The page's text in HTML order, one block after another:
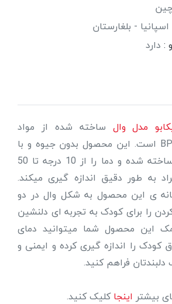
اسپانیا - بلغارستان
: دارد
مدل وال ساخته شده از مواد
باکیفیت و فاقد BPA است. این محصول بدون جیوه و با
کمک نفت سفید ساخته شده و دما را از 10 درجه تا 50
به طور دقیق اندازه گیری میکند.
ی این محصول به شکل وال در دو
را برای کودک به تجربه ای دلنشین
این محصول شما میتوانید دمای
کودک را اندازه گیری کرده و ایمنی و
دلبندتان فراهم کنید.
بیشتر اینجا کلیک کنید.